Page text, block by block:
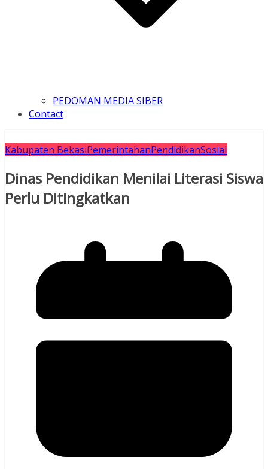
PEDOMAN MEDIA SIBER
Contact
Kabupaten BekasiPemerintahanPendidikanSosial
Dinas Pendidikan Menilai Literasi Siswa
Perlu Ditingkatkan